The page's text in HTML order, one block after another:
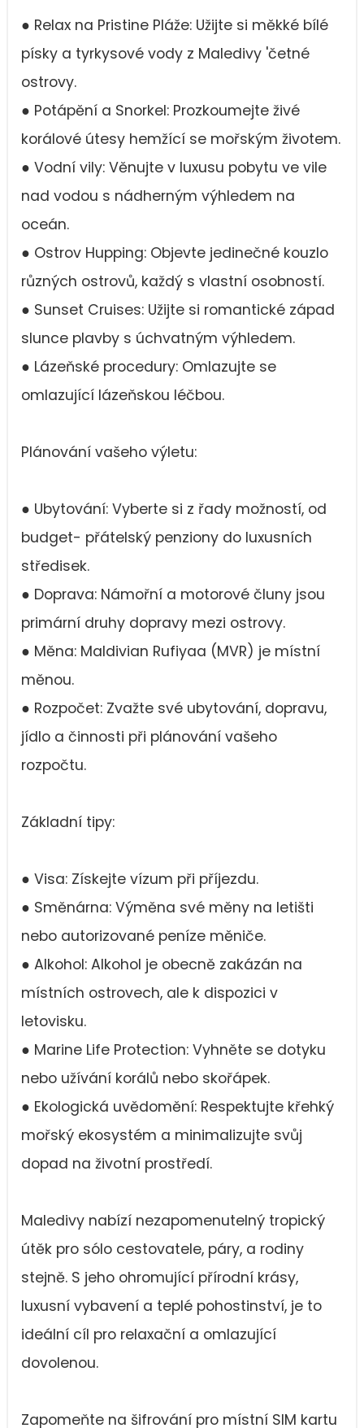
● Relax na Pristine Pláže: Užijte si měkké bílé
písky a tyrkysové vody z Maledivy 'četné
ostrovy.
● Potápění a Snorkel: Prozkoumejte živé
korálové útesy hemžící se mořským životem.
● Vodní vily: Věnujte v luxusu pobytu ve vile
nad vodou s nádherným výhledem na
oceán.
● Ostrov Hupping: Objevte jedinečné kouzlo
různých ostrovů, každý s vlastní osobností.
● Sunset Cruises: Užijte si romantické západ
slunce plavby s úchvatným výhledem.
● Lázeňské procedury: Omlazujte se
omlazující lázeňskou léčbou.
Plánování vašeho výletu:
● Ubytování: Vyberte si z řady možností, od
budget- přátelský penziony do luxusních
středisek.
● Doprava: Námořní a motorové čluny jsou
primární druhy dopravy mezi ostrovy.
● Měna: Maldivian Rufiyaa (MVR) je místní
měnou.
● Rozpočet: Zvažte své ubytování, dopravu,
jídlo a činnosti při plánování vašeho
rozpočtu.
Základní tipy:
● Visa: Získejte vízum při příjezdu.
● Směnárna: Výměna své měny na letišti
nebo autorizované peníze měniče.
● Alkohol: Alkohol je obecně zakázán na
místních ostrovech, ale k dispozici v
letovisku.
● Marine Life Protection: Vyhněte se dotyku
nebo užívání korálů nebo skořápek.
● Ekologická uvědomění: Respektujte křehký
mořský ekosystém a minimalizujte svůj
dopad na životní prostředí.
Maledivy nabízí nezapomenutelný tropický
útěk pro sólo cestovatele, páry, a rodiny
stejně. S jeho ohromující přírodní krásy,
luxusní vybavení a teplé pohostinství, je to
ideální cíl pro relaxační a omlazující
dovolenou.
Zapomeňte na šifrování pro místní SIM kartu